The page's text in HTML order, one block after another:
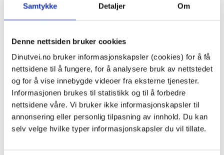
Samtykke Detaljer Om
Denne nettsiden bruker cookies
Dinutvei.no bruker informasjonskapsler (cookies) for å få
nettsidene til å fungere, for å analysere bruk av nettstedet
og for å vise innebygde videoer fra eksterne tjenester.
Informasjonen brukes til statistikk og til å forbedre
nettsidene våre. Vi bruker ikke informasjonskapsler til
annonsering eller personlig tilpasning av innhold. Du kan
selv velge hvilke typer informasjonskapsler du vil tillate.
dinutvei.no
Relaterte saker